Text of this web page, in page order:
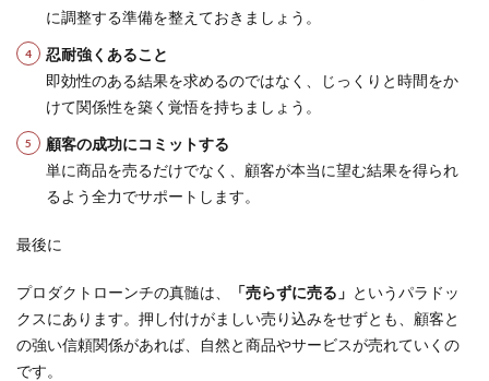
に調整する準備を整えておきましょう。
忍耐強くあること
即効性のある結果を求めるのではなく、じっくりと時間をか
けて関係性を築く覚悟を持ちましょう。
顧客の成功にコミットする
単に商品を売るだけでなく、顧客が本当に望む結果を得られ
るよう全力でサポートします。
最後に
プロダクトローンチの真髄は、 「売らずに売る」 というパラドッ
クスにあります。押し付けがましい売り込みをせずとも、顧客と
の強い信頼関係があれば、自然と商品やサービスが売れていくの
です。